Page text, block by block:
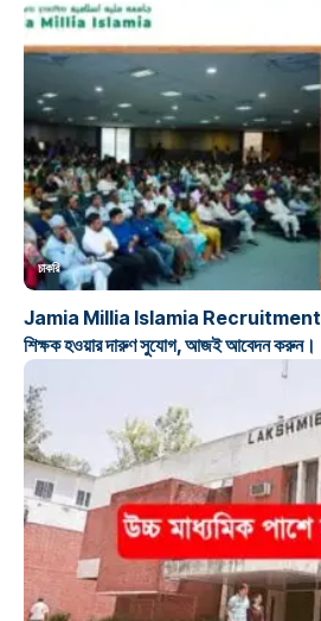
চাকরি
Jamia Millia Islamia Recruitment
শিক্ষক হওয়ার দারুণ সুযোগ, আজই আবেদন করুন।